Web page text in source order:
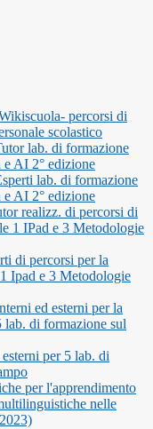
percorsi di
scolastico
lab. di formazione
e AI 2° edizione
lab. di formazione
e AI 2° edizione
realizz. di percorsi di
1 IPad e 3 Metodologie
di percorsi per la
Ipad e 3 Metodologie
ed esterni per la
lab. di formazione sul
per 5 lab. di
per l'apprendimento
nelle